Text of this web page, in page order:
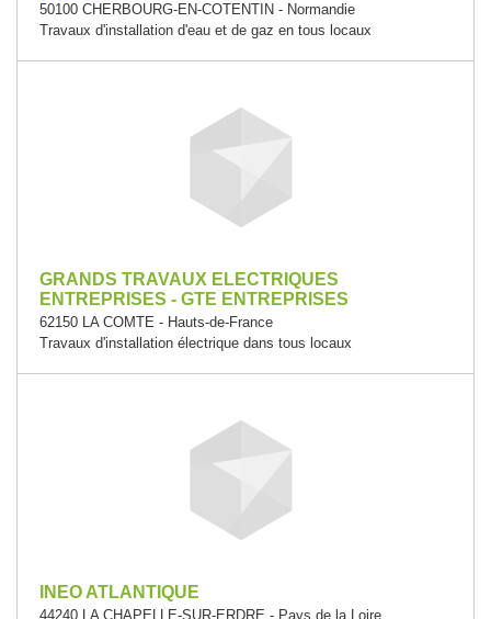
50100 CHERBOURG-EN-COTENTIN - Normandie
Travaux d'installation d'eau et de gaz en tous locaux
GRANDS TRAVAUX ELECTRIQUES
ENTREPRISES - GTE ENTREPRISES
62150 LA COMTE - Hauts-de-France
Travaux d'installation électrique dans tous locaux
INEO ATLANTIQUE
44240 LA CHAPELLE-SUR-ERDRE - Pays de la Loire